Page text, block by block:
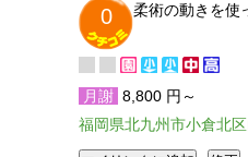
0 柔術の動きを使
月謝 8,800 円～
福岡県北九州市小倉北